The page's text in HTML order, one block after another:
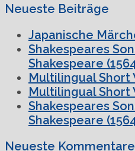
Neueste Beiträge
Japanische
Shakespeares
Shakespeare
Multilingual Short
Multilingual Short
Shakespeares
Shakespeare
Neueste Kommentare